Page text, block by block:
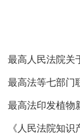
最高人民法院关
最高法等七部门
最高法印发植物
《人民法院知